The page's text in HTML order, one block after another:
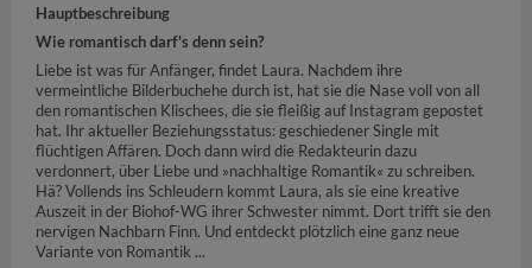
Hauptbeschreibung
Wie romantisch darf's denn sein?
Liebe ist was für Anfänger, findet Laura. Nachdem ihre
vermeintliche Bilderbuchehe durch ist, hat sie die Nase voll von all
den romantischen Klischees, die sie fleißig auf Instagram gepostet
hat. Ihr aktueller Beziehungsstatus: geschiedener Single mit
flüchtigen Affären. Doch dann wird die Redakteurin dazu
verdonnert, über Liebe und »nachhaltige Romantik« zu schreiben.
Hä? Vollends ins Schleudern kommt Laura, als sie eine kreative
Auszeit in der Biohof-WG ihrer Schwester nimmt. Dort trifft sie den
nervigen Nachbarn Finn. Und entdeckt plötzlich eine ganz neue
Variante von Romantik ...